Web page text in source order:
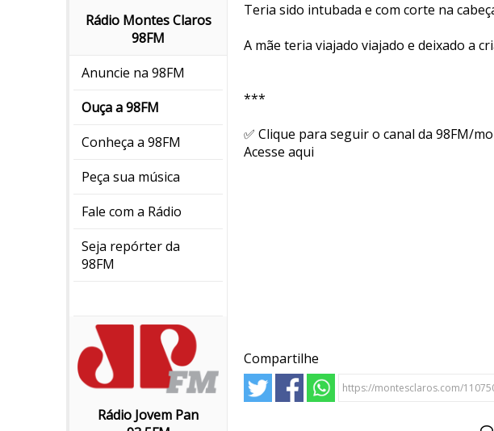
Rádio Montes Claros
98FM
Anuncie na 98FM
Ouça a 98FM
Conheça a 98FM
Peça sua música
Fale com a Rádio
Seja repórter da
98FM
Rádio Jovem Pan
Teria sido intubada e com corte na
A mãe teria viajado viajado e deixado a
***
✅ Clique para seguir o canal da 98FM/
Acesse aqui
Compartilhe